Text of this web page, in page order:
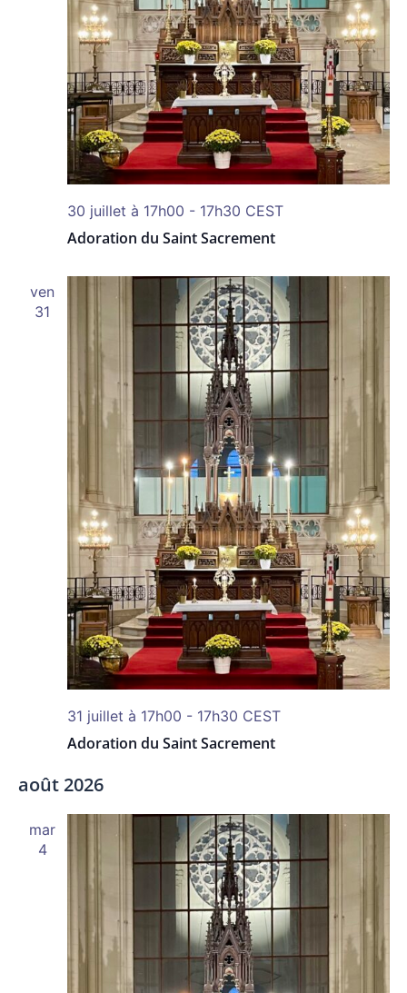
Adoration du Saint Sacrement
30 juillet à 17h00 - 17h30 CEST
ven
31
Adoration du Saint Sacrement
31 juillet à 17h00 - 17h30 CEST
août 2026
mar
4